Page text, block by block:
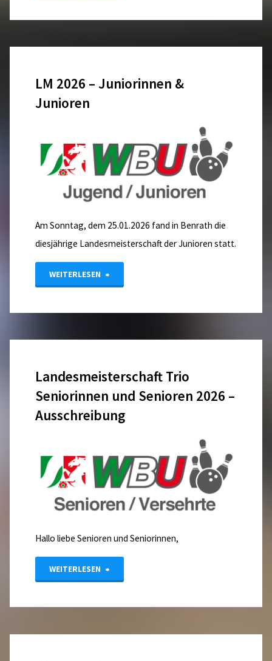
LM 2026 – Juniorinnen &
Junioren
Am Sonntag, dem 25.01.2026 fand in Benrath die
diesjährige Landesmeisterschaft der Junioren statt.
WEITERLESEN "LM
&
Junioren"
Landesmeisterschaft Trio
Seniorinnen und Senioren 2026 –
Ausschreibung
Hallo liebe Senioren und Seniorinnen,
WEITERLESEN "Landesmeisterschaft